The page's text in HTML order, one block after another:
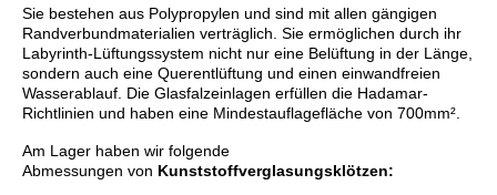
Sie bestehen aus Polypropylen und sind mit allen gängigen
Randverbundmaterialien verträglich. Sie ermöglichen durch ihr
Labyrinth-Lüftungssystem nicht nur eine Belüftung in der Länge,
sondern auch eine Querentlüftung und einen einwandfreien
Wasserablauf. Die Glasfalzeinlagen erfüllen die Hadamar-
Richtlinien und haben eine Mindestauflagefläche von 700mm².
Am Lager haben wir folgende
Abmessungen von Kunststoffverglasungsklötzen: